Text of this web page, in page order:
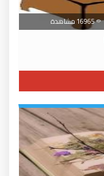
16965 مشاهدة